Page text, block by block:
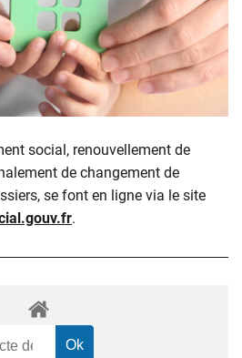
social, renouvellement de
de changement de
se font en ligne via le site
.